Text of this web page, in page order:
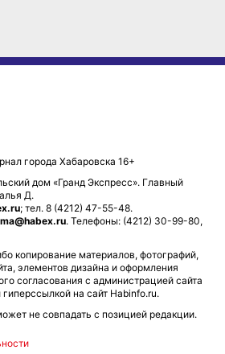
города Хабаровска 16+
дом «Гранд Экспресс». Главный
Д.
; тел. 8 (4212) 47-55-48.
. Телефоны: (4212) 30-99-80,
копирование материалов, фотографий,
элементов дизайна и оформления
согласования с администрацией сайта
на сайт Habinfo.ru.
не совпадать с позицией редакции.